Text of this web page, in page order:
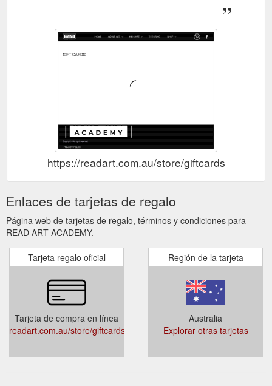
https://readart.com.au/store/giftcards
Enlaces de tarjetas de regalo
Página web de tarjetas de regalo, términos y condiciones para
READ ART ACADEMY.
Tarjeta regalo oficial
Tarjeta de compra en línea
readart.com.au/store/giftcards
Región de la tarjeta
Australia
Explorar otras tarjetas